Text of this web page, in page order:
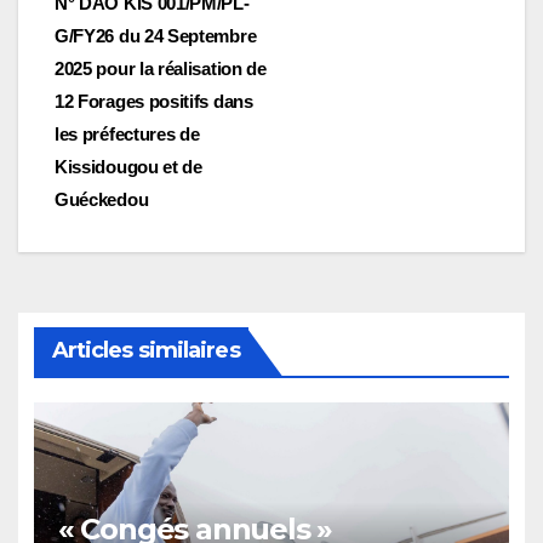
G/FY26 du 24 Septembre
2025 pour la réalisation de
12 Forages positifs dans
les préfectures de
Kissidougou et de
Guéckedou
Articles similaires
« Congés annuels »